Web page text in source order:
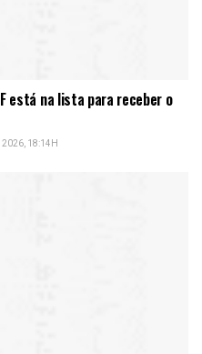
está na lista para receber o
2026, 18:14H